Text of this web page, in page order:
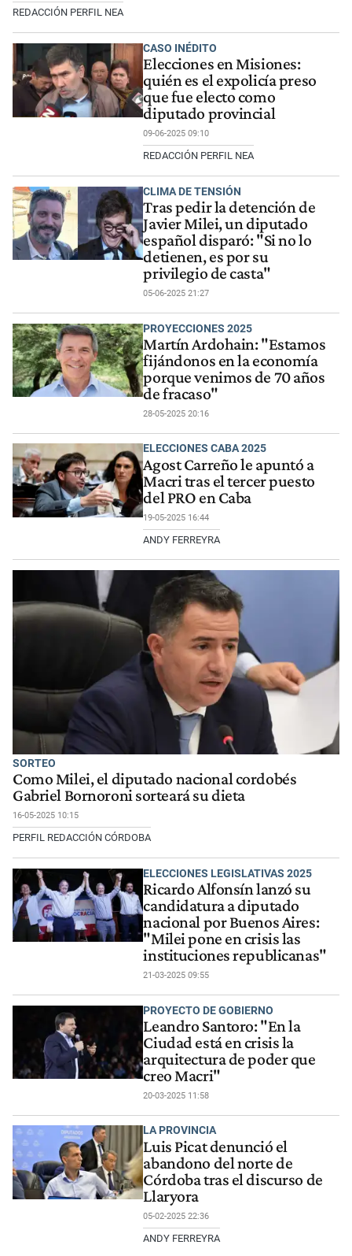
REDACCIÓN PERFIL NEA
CASO INÉDITO
Elecciones en Misiones:
quién es el expolicía preso
que fue electo como
diputado provincial
09-06-2025 09:10
REDACCIÓN PERFIL NEA
CLIMA DE TENSIÓN
Tras pedir la detención de
Javier Milei, un diputado
español disparó: "Si no lo
detienen, es por su
privilegio de casta"
05-06-2025 21:27
PROYECCIONES 2025
Martín Ardohain: "Estamos
fijándonos en la economía
porque venimos de 70 años
de fracaso"
28-05-2025 20:16
ELECCIONES CABA 2025
Agost Carreño le apuntó a
Macri tras el tercer puesto
del PRO en Caba
19-05-2025 16:44
ANDY FERREYRA
SORTEO
Como Milei, el diputado nacional cordobés
Gabriel Bornoroni sorteará su dieta
16-05-2025 10:15
PERFIL REDACCIÓN CÓRDOBA
ELECCIONES LEGISLATIVAS 2025
Ricardo Alfonsín lanzó su
candidatura a diputado
nacional por Buenos Aires:
"Milei pone en crisis las
instituciones republicanas"
21-03-2025 09:55
PROYECTO DE GOBIERNO
Leandro Santoro: "En la
Ciudad está en crisis la
arquitectura de poder que
creo Macri"
20-03-2025 11:58
LA PROVINCIA
Luis Picat denunció el
abandono del norte de
Córdoba tras el discurso de
Llaryora
05-02-2025 22:36
ANDY FERREYRA